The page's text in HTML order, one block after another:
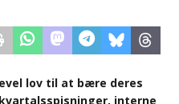
lov til at bære deres
interne